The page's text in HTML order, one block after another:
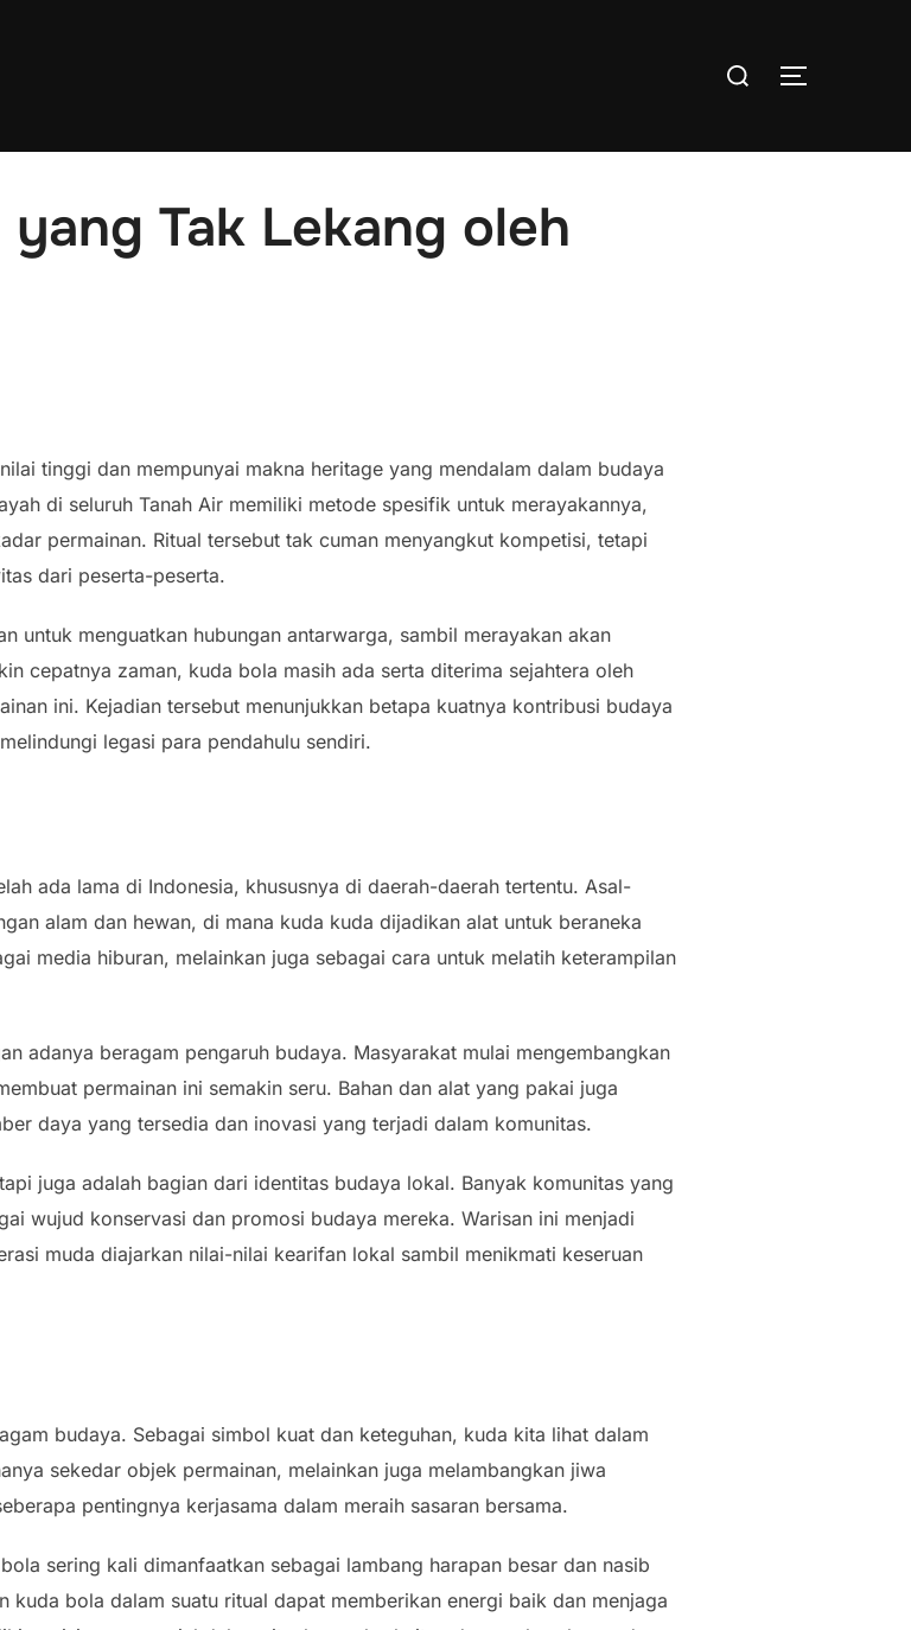
Search
TOGGLE
Tak Lekang oleh
tinggi dan mempunyai makna heritage yang mendalam dalam budaya
di seluruh Tanah Air memiliki metode spesifik untuk merayakannya,
permainan. Ritual tersebut tak cuman menyangkut kompetisi, tetapi
dari peserta-peserta.
untuk menguatkan hubungan antarwarga, sambil merayakan akan
cepatnya zaman, kuda bola masih ada serta diterima sejahtera oleh
ini. Kejadian tersebut menunjukkan betapa kuatnya kontribusi budaya
legasi para pendahulu sendiri.
ada lama di Indonesia, khususnya di daerah-daerah tertentu. Asal-
alam dan hewan, di mana kuda kuda dijadikan alat untuk beraneka
media hiburan, melainkan juga sebagai cara untuk melatih keterampilan
adanya beragam pengaruh budaya. Masyarakat mulai mengembangkan
permainan ini semakin seru. Bahan dan alat yang pakai juga
daya yang tersedia dan inovasi yang terjadi dalam komunitas.
juga adalah bagian dari identitas budaya lokal. Banyak komunitas yang
wujud konservasi dan promosi budaya mereka. Warisan ini menjadi
muda diajarkan nilai-nilai kearifan lokal sambil menikmati keseruan
budaya. Sebagai simbol kuat dan keteguhan, kuda kita lihat dalam
sekedar objek permainan, melainkan juga melambangkan jiwa
pentingnya kerjasama dalam meraih sasaran bersama.
sering kali dimanfaatkan sebagai lambang harapan besar dan nasib
kuda bola dalam suatu ritual dapat memberikan energi baik dan menjaga